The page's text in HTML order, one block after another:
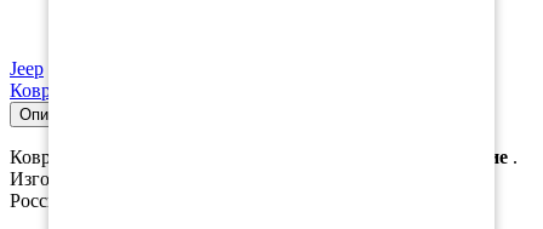
Jeep
Коврик в багажник Jeep Wrangler III (JK) 5дв. 2007-2018
Описание
Коврик в багажник для Джип Вранглер (3дв.) 3 поколение .
Изготавливается из качественного, плотного материала
Российского производства, который не пропускает воду.